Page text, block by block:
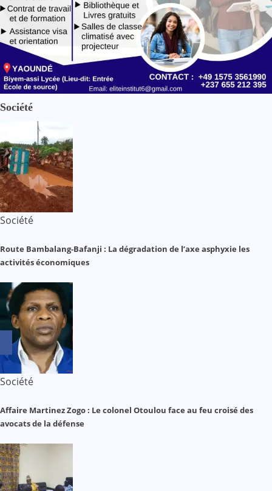
Société
Société
Route Bambalang-Bafanji : La dégradation de l’axe asphyxie les
activités économiques
Société
Affaire Martinez Zogo : Le colonel Otoulou face au feu croisé des
avocats de la défense